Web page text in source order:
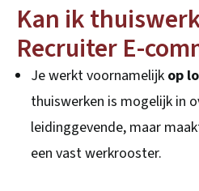
Kan ik
Recruiter E-
Je werkt voornamelijk op
thuiswerken is mogelijk in
leidinggevende, maar
een vast werkrooster.